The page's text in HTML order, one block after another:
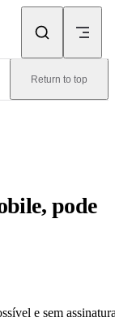
Return to top
pode
e sem